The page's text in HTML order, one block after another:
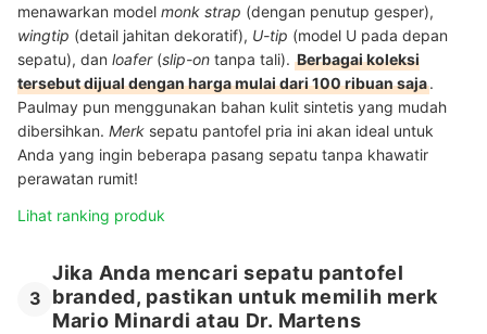
menawarkan model monk strap (dengan penutup gesper),
wingtip (detail jahitan dekoratif), U-tip (model U pada depan
sepatu), dan loafer(slip-on tanpa tali). Berbagai koleksi
tersebut dijual dengan harga mulai dari 100 ribuan saja.
Paulmay pun menggunakan bahan kulit sintetis yang mudah
dibersihkan. Merk sepatu pantofel pria ini akan ideal untuk
Anda yang ingin beberapa pasang sepatu tanpa khawatir
perawatan rumit!
Lihat ranking produk
3
Jika Anda mencari sepatu pantofel
branded, pastikan untuk memilih merk
Mario Minardi atau Dr. Martens